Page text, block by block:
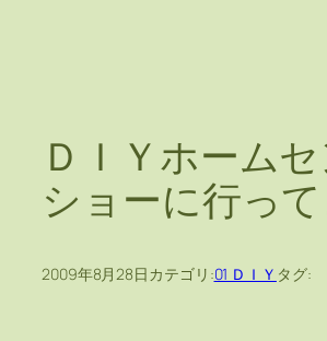
ＤＩＹホーム
ショーに行っ
2009年8月28日 カテゴリ:01 ＤＩＹ タグ: